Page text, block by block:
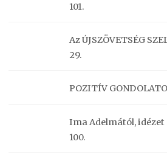
101.
Az ÚJSZÖVETSÉG
29.
POZITÍV
Ima Adelmától, idézet
100.